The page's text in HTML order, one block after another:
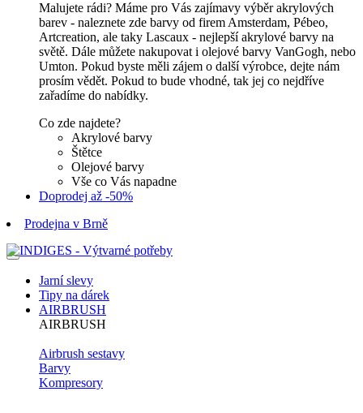
Malujete rádi? Máme pro Vás zajímavy výběr akrylových
barev - naleznete zde barvy od firem Amsterdam, Pébeo,
Artcreation, ale taky Lascaux - nejlepší akrylové barvy na
světě. Dále můžete nakupovat i olejové barvy VanGogh, nebo
Umton. Pokud byste měli zájem o další výrobce, dejte nám
prosím vědět. Pokud to bude vhodné, tak jej co nejdříve
zařadíme do nabídky.
Co zde najdete?
Akrylové barvy
Štětce
Olejové barvy
Vše co Vás napadne
Doprodej až -50%
Prodejna v Brně
Jarní slevy
Tipy na dárek
AIRBRUSH
AIRBRUSH
Airbrush sestavy
Barvy
Kompresory